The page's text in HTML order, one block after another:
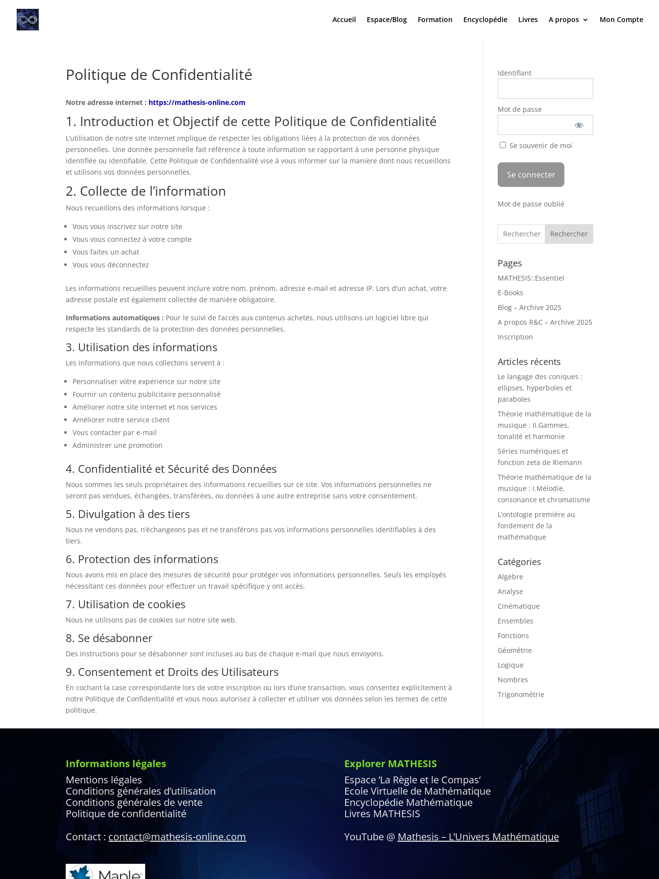
Accueil Espace/Blog Formation Encyclopédie Livres A propos Mon Compte
Politique de Confidentialité
Notre adresse internet : https://mathesis-online.com
1. Introduction et Objectif de cette Politique de Confidentialité
L’utilisation de notre site internet implique de respecter les obligations liées à la protection de vos données
personnelles. Une donnée personnelle fait référence à toute information se rapportant à une personne physique
identifiée ou identifiable. Cette Politique de Confidentialité vise à vous informer sur la manière dont nous recueillons
et utilisons vos données personnelles.
2. Collecte de l’information
Nous recueillons des informations lorsque :
Vous vous inscrivez sur notre site
Vous vous connectez à votre compte
Vous faites un achat
Vous vous déconnectez
Les informations recueillies peuvent inclure votre nom, prénom, adresse e-mail et adresse IP. Lors d’un achat, votre
adresse postale est également collectée de manière obligatoire.
Informations automatiques : Pour le suivi de l’accès aux contenus achetés, nous utilisons un logiciel libre qui
respecte les standards de la protection des données personnelles.
3. Utilisation des informations
Les informations que nous collectons servent à :
Personnaliser votre expérience sur notre site
Fournir un contenu publicitaire personnalisé
Améliorer notre site internet et nos services
Améliorer notre service client
Vous contacter par e-mail
Administrer une promotion
4. Confidentialité et Sécurité des Données
Nous sommes les seuls propriétaires des informations recueillies sur ce site. Vos informations personnelles ne
seront pas vendues, échangées, transférées, ou données à une autre entreprise sans votre consentement.
5. Divulgation à des tiers
Nous ne vendons pas, n’échangeons pas et ne transférons pas vos informations personnelles identifiables à des
tiers.
6. Protection des informations
Nous avons mis en place des mesures de sécurité pour protéger vos informations personnelles. Seuls les employés
nécessitant ces données pour effectuer un travail spécifique y ont accès.
7. Utilisation de cookies
Nous ne utilisons pas de cookies sur notre site web.
8. Se désabonner
Des instructions pour se désabonner sont incluses au bas de chaque e-mail que nous envoyons.
9. Consentement et Droits des Utilisateurs
En cochant la case correspondante lors de votre inscription ou lors d’une transaction, vous consentez explicitement à
notre Politique de Confidentialité et vous nous autorisez à collecter et utiliser vos données selon les termes de cette
politique.
Identifiant
Mot de passe
Se souvenir de moi
Mot de passe oublié
Rechercher
Pages
MATHESIS::Essentiel
E-Books
Blog – Archive 2025
A propos R&C – Archive 2025
Inscription
Articles récents
Le langage des coniques :
ellipses, hyperboles et
paraboles
Théorie mathématique de la
musique : II.Gammes,
tonalité et harmonie
Séries numériques et
fonction zeta de Riemann
Théorie mathématique de la
musique : I.Mélodie,
consonance et chromatisme
L’ontologie première au
fondement de la
mathématique
Catégories
Algèbre
Analyse
Cinématique
Ensembles
Fonctions
Géométrie
Logique
Nombres
Trigonométrie
Informations légales
Mentions légales
Conditions générales d’utilisation
Conditions générales de vente
Politique de confidentialité
Explorer MATHESIS
Espace ‘La Règle et le Compas’
Ecole Virtuelle de Mathématique
Encyclopédie Mathématique
Livres MATHESIS
Contact : contact@mathesis-online.com YouTube @ Mathesis – L’Univers Mathématique